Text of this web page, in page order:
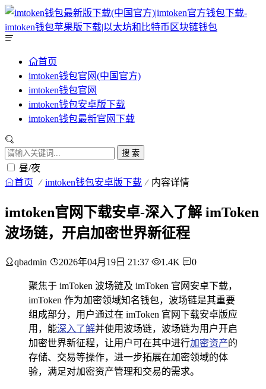
首页
imtoken钱包官网(中国官方)
imtoken钱包官网
imtoken钱包安卓版下载
imtoken钱包最新官网下载
搜 索
昼/夜
首页 imtoken钱包安卓版下载 内容详情
imtoken官网下载安卓-深入了解 imToken
波场链，开启加密世界新征程
qbadmin 2026年04月19日 21:37 1.4K 0
聚焦于 imToken 波场链及 imToken 官网安卓下载，
imToken 作为加密领域知名钱包，波场链是其重要
组成部分，用户通过在 imToken 官网下载安卓版应
用，能深入了解并使用波场链，波场链为用户开启
加密世界新征程，让用户可在其中进行加密资产的
存储、交易等操作，进一步拓展在加密领域的体
验，满足对加密资产管理和交易的需求。